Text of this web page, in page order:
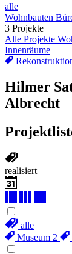
alle
Wohnbauten
3 Projekte
Alle Projekte
Innenräume
Hilmer
Albrecht
realisiert
alle
Museum 2